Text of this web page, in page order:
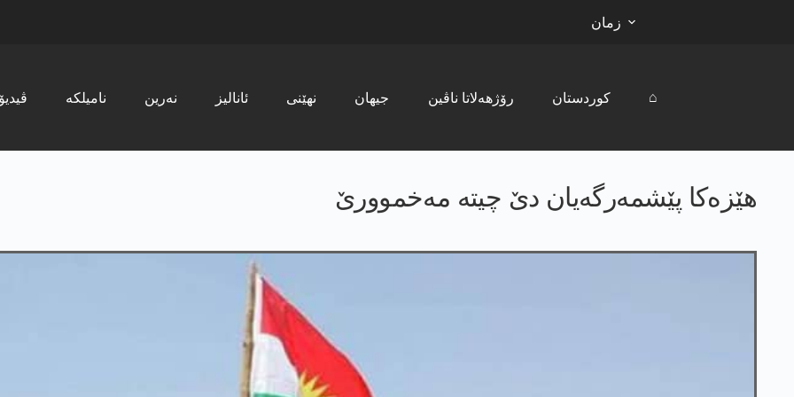
زمان
ڤیدیۆ نامیلکە نەرین ئانالیز نھێنی جیھان رۆژھەلاتا ناڤین کوردستان ⌂
هێزەکا پێشمەرگەیان دێ چیتە مەخموورێ